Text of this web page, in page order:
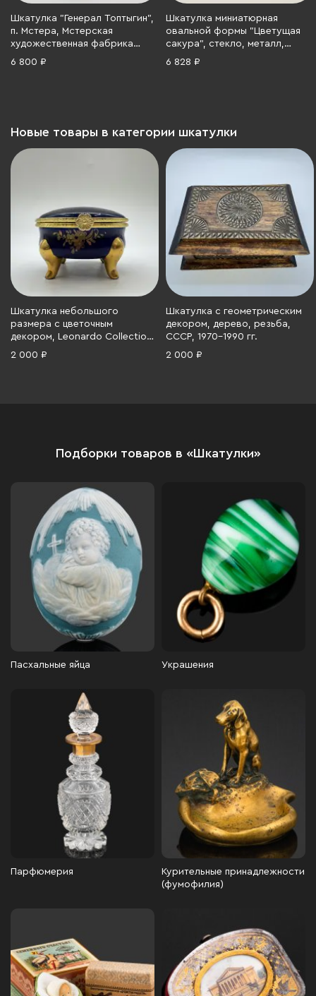
Шкатулка "Генерал Топтыгин",
п. Мстера, Мстерская
художественная фабрика
«Ювелир», папье-маше,
6 800 ₽
Шкатулка миниатюрная
овальной формы "Цветущая
сакура", стекло, металл,
Западная Европа, 1985 г.
6 828 ₽
Новые товары в категории шкатулки
Шкатулка небольшого
размера с цветочным
декором, Leonardo Collection,
фарфор, деколь, золочение,
2 000 ₽
Шкатулка с геометрическим
декором, дерево, резьба,
СССР, 1970-1990 гг.
2 000 ₽
Подборки товаров в «Шкатулки»
Пасхальные яйца Украшения
Парфюмерия
Курительные принадлежности
(фумофилия)